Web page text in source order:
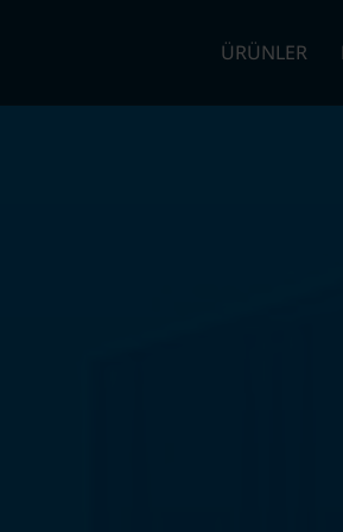
ÜRÜNLER